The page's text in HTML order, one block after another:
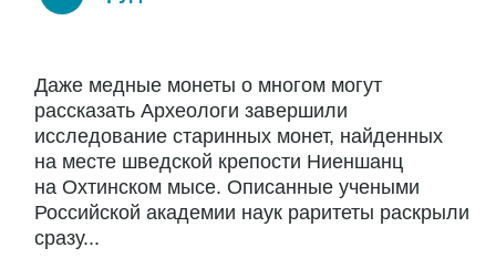
Даже медные монеты о многом могут
рассказать Археологи завершили
исследование старинных монет, найденных
на месте шведской крепости Ниеншанц
на Охтинском мысе. Описанные учеными
Российской академии наук раритеты раскрыли
сразу...